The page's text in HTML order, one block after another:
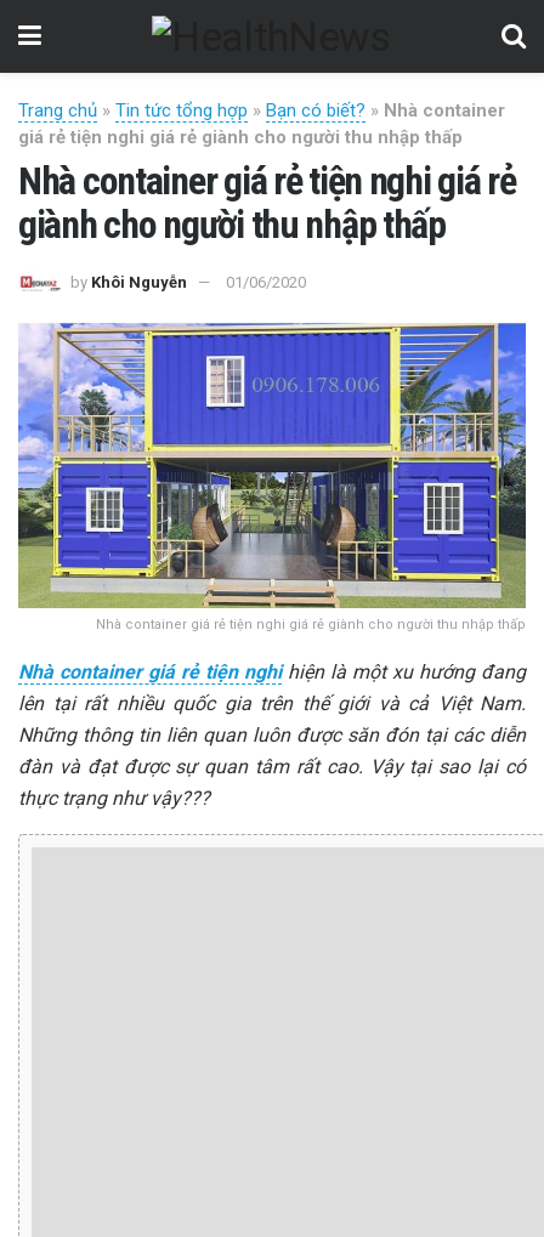
Trang chủ » Tin tức tổng hợp » Bạn có biết? » Nhà container
giá rẻ tiện nghi giá rẻ giành cho người thu nhập thấp
Nhà container giá rẻ tiện nghi giá rẻ
giành cho người thu nhập thấp
by Khôi Nguyễn 01/06/2020
Nhà container giá rẻ tiện nghi giá rẻ giành cho người thu nhập thấp
Nhà container giá rẻ tiện nghihiện là một xu hướng đang
lên tại rất nhiều quốc gia trên thế giới và cả Việt Nam.
Những thông tin liên quan luôn được săn đón tại các diễn
đàn và đạt được sự quan tâm rất cao. Vậy tại sao lại có
thực trạng như vậy???